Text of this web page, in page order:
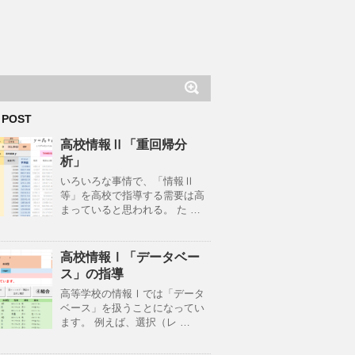
高校情報Ⅱ「重回帰分
析」
いろいろな事情で、「情報Ⅱ
等」を高校で指導する需要は高
まっていると思われる。 た …
高校情報Ⅰ「データベー
ス」の指導
高等学校の情報Ⅰでは「データ
ベース」を扱うことになってい
ます。 例えば、選択（レ …